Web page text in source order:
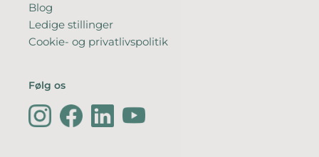
Blog
Ledige stillinger
Cookie- og privatlivspolitik
Følg os